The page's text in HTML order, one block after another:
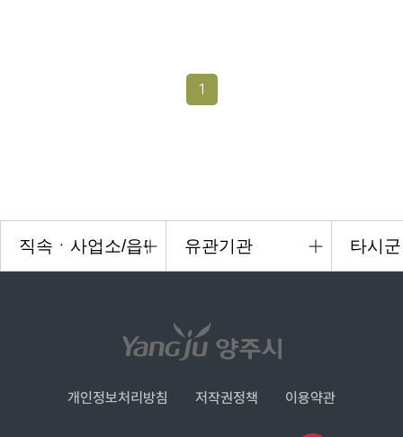
1
개인정보처리방침 저작권정책 이용약관